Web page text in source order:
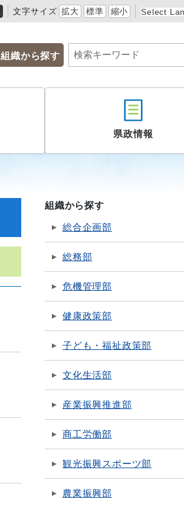
文字サイズ 拡大 標準 縮小 Select
組織から探す
県政情報
組織から探す
総合企画部
総務部
危機管理部
健康政策部
子ども・福祉政策部
文化生活部
産業振興推進部
商工労働部
観光振興スポーツ部
農業振興部